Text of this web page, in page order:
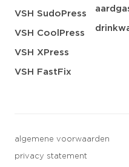
VSH SudoPress
VSH CoolPress
VSH XPress
VSH FastFix
algemene voorwaarden
privacy statement